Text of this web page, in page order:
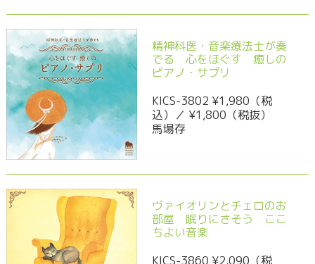
精神科医・音楽療法士が奏
でる 心をほぐす 癒しの
ピアノ・サプリ
KICS-3802 ¥1,980（税
込）／ ¥1,800（税抜）
馬場存
ヴァイオリンとチェロのお
部屋 眠りにさそう ここ
ちよい音楽
KICS-3860 ¥2,090（税